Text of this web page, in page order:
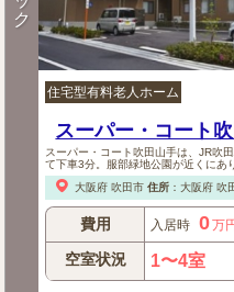
ク
住宅型有料老人ホーム
スーパー・コート
スーパー・コート吹田山手は、JR吹
て下車3分。服部緑地公園が近くにあ
大阪府 吹田市 住所： 大阪府 吹
費用 入居時 0万
空室状況 1〜4室